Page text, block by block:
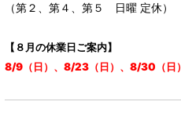
（第２、第４、第５ 日曜 定休）
【８月の休業日ご案内】
8/9（日）、8/23（日）、8/30（日）